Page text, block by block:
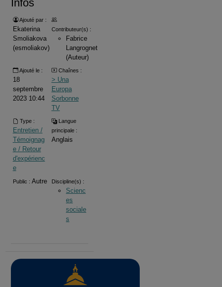
Infos
Ajouté par :
Ekaterina
Smoliakova
(esmoliakov)
Contributeur(s) :
Fabrice
Langrognet
(Auteur)
Ajouté le :
18
septembre
2023 10:44
Chaînes :
> Una
Europa
Sorbonne
TV
Type :
Entretien /
Témoignag
e / Retour
d'expérienc
e
Langue
principale :
Anglais
Public : Autre Discipline(s) :
Scienc
es
sociale
s